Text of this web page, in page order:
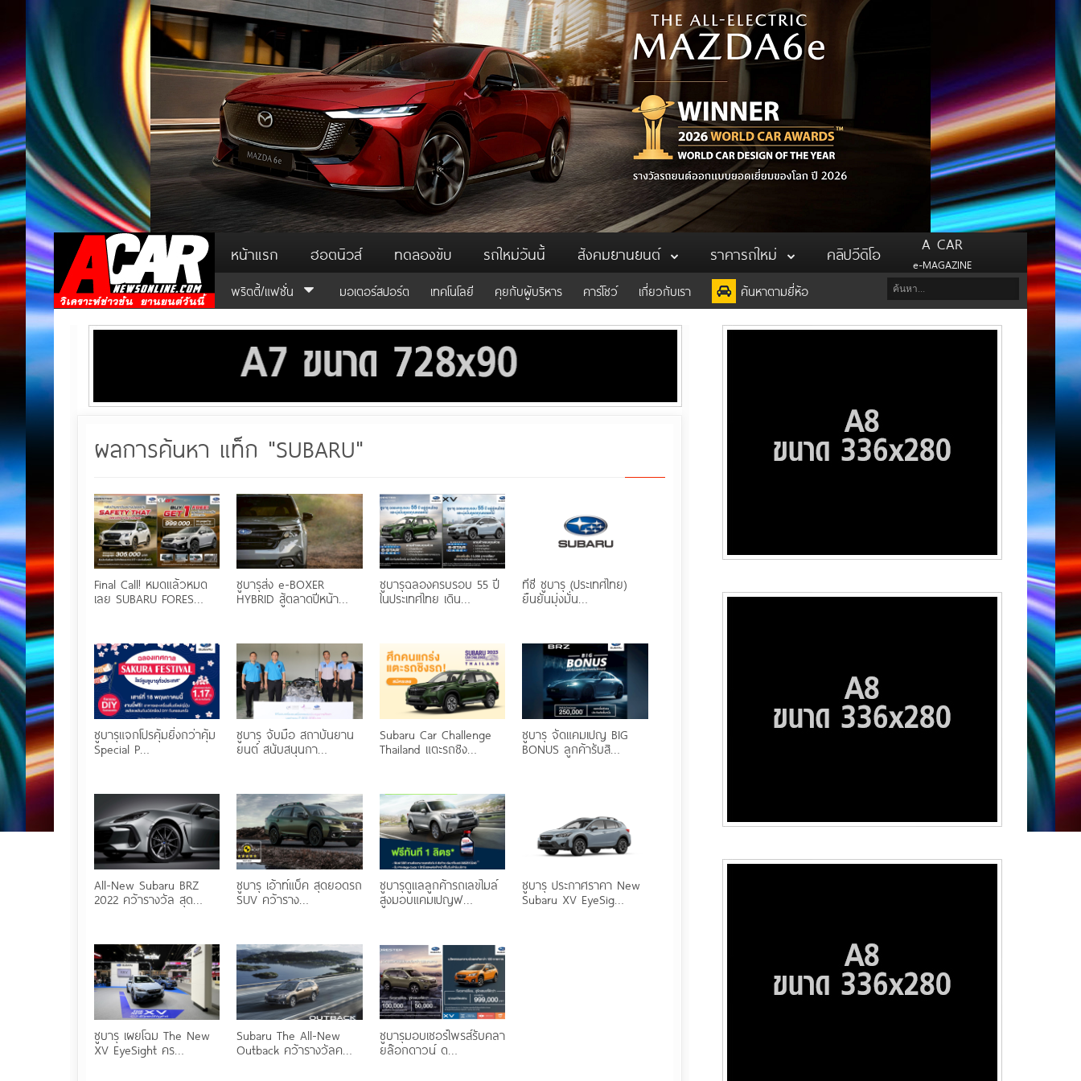
หน้าแรก ฮอตนิวส์ ทดลองขับ รถใหม่วันนี้ สังคมยานยนต์ ราคารถใหม่ คลิปวีดิโอ A CAR
e-MAGAZINE
พริตตี้/แฟชั่น มอเตอร์สปอร์ต เทคโนโลยี คุยกับผู้บริหาร คาร์โชว์ เกี่ยวกับเรา ค้นหาตามยี่ห้อ
ผลการค้นหา แท็ก "SUBARU"
Final Call! หมดแล้วหมด
เลย SUBARU FORES…
ซูบารุส่ง e-BOXER
HYBRID สู้ตลาดปีหน้า…
ซูบารุฉลองครบรอบ 55 ปี
ในประเทศไทย เดิน…
ทีซี ซูบารุ (ประเทศไทย)
ยืนยันมุ่งมั่น…
ซูบารุแจกโปรคุ้มยิ่งกว่าคุ้ม
Special P…
ซูบารุ จับมือ สถาบันยาน
ยนต์ สนับสนุนกา…
Subaru Car Challenge
Thailand แตะรถชิง…
ซูบารุ จัดแคมเปญ BIG
BONUS ลูกค้ารับสิ…
All-New Subaru BRZ
2022 คว้ารางวัล สุด…
ซูบารุ เอ้าท์แบ็ค สุดยอดรถ
SUV คว้าราง…
ซูบารุดูแลลูกค้ารถเลขไมล์
สูงมอบแคมเปญฟ…
ซูบารุ ประกาศราคา New
Subaru XV EyeSig…
ซูบารุ เผยโฉม The New
XV EyeSight คร…
Subaru The All-New
Outback คว้ารางวัลค…
ซูบารุมอบเซอร์ไพรส์รับคลา
ยล๊อกดาวน์ ด…